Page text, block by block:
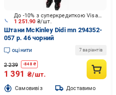
1 251.90 ₴/шт.
До -10% з суперкредиткою Visa Вигода
Штани McKinley Didi mn 294352-
057 р. 46 чорний
оцінити 7 варіантів
2 239 -848₴
1 391 ₴/шт.
Cамовивіз Доставимо